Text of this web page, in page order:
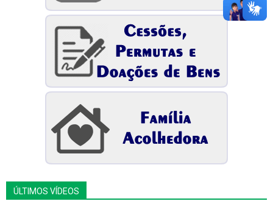
ÚLTIMOS VÍDEOS